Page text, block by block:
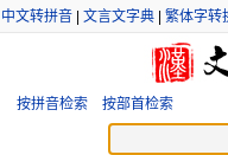
中文转拼音 文言文字典 繁体字转
按拼音检索 按部首检索